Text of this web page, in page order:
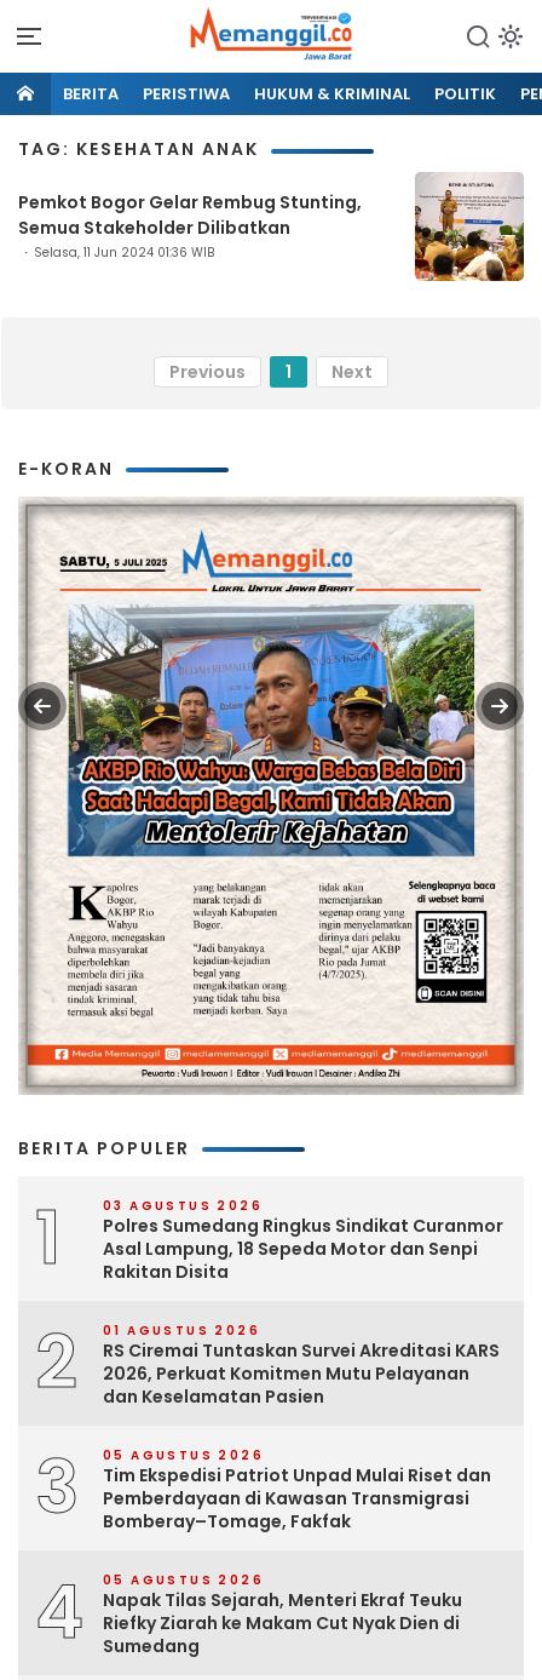
BERITA PERISTIWA HUKUM & KRIMINAL POLITIK
TAG: KESEHATAN ANAK
Pemkot Bogor Gelar Rembug Stunting,
Semua Stakeholder Dilibatkan
Selasa, 11 Jun 2024 01:36 WIB
Previous 1 Next
E-KORAN
BERITA POPULER
1 03 AGUSTUS 2026
Polres Sumedang Ringkus Sindikat Curanmor
Asal Lampung, 18 Sepeda Motor dan Senpi
Rakitan Disita
2 01 AGUSTUS 2026
RS Ciremai Tuntaskan Survei Akreditasi KARS
2026, Perkuat Komitmen Mutu Pelayanan
dan Keselamatan Pasien
3 05 AGUSTUS 2026
Tim Ekspedisi Patriot Unpad Mulai Riset dan
Pemberdayaan di Kawasan Transmigrasi
Bomberay–Tomage, Fakfak
4 05 AGUSTUS 2026
Napak Tilas Sejarah, Menteri Ekraf Teuku
Riefky Ziarah ke Makam Cut Nyak Dien di
Sumedang